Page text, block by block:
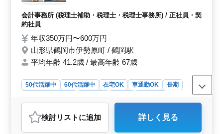
ら、伝票チェックや会計ソフトのデータ入力など、専門
的な知識を活用しやすい職場です。経理事務の経験を持
つ方が即戦力として活躍できる環境が整っていま
す。 ＜働きやすい職場環境とサポート体制＞ 仙台
市中心部に位置し、駅近の通勤にも便利な立地です。残
業がなく、週休2日制を採用しており、休日も充実してい
ます。また、育児や介護休業の取得実績があるため、家
的な働き方を望む方にとって、働きやすい環境が整備さ
れています。
税務申告 ・創業支援 ・経営支援 ＊多様な企
きます。 ※賞与年3回 ※マイカー通勤可能
税理士資格お持ちの方、会計事務所経験10
年以上の方は条件面優遇します！ 希望条
件・待遇相談して下さい。
会計事務所 (税理士補助・税理士・税理士事務所) / 正社員・契
約社員
年収350万円〜600万円
山形県鶴岡市伊勢原町 / 鶴岡駅
平均年齢 41.2歳 / 最高年齢 67歳
50代活躍中 60代活躍中 在宅OK 車通勤OK
長期
おすすめポイント
検討リスト に追加 詳しく見る